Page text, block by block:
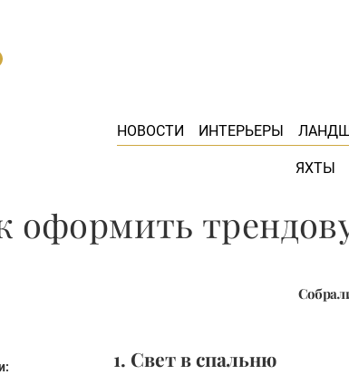
НОВОСТИ ИНТЕРЬЕРЫ
ЯХТЫ
оформить
1. Свет в спальню